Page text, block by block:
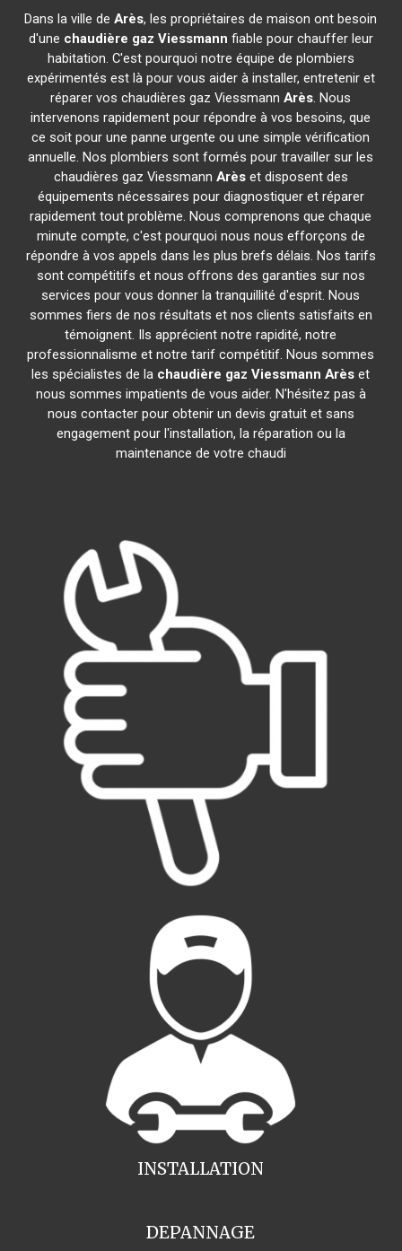
Dans la ville deArès, les propriétaires de maison ont besoin
d'une chaudière gaz Viessmann fiable pour chauffer leur
habitation. C'est pourquoi notre équipe de plombiers
expérimentés est là pour vous aider à installer, entretenir et
réparer vos chaudières gaz ViessmannArès. Nous
intervenons rapidement pour répondre à vos besoins, que
ce soit pour une panne urgente ou une simple vérification
annuelle. Nos plombiers sont formés pour travailler sur les
chaudières gaz Viessmann Arèset disposent des
équipements nécessaires pour diagnostiquer et réparer
rapidement tout problème. Nous comprenons que chaque
minute compte, c'est pourquoi nous nous efforçons de
répondre à vos appels dans les plus brefs délais. Nos tarifs
sont compétitifs et nous offrons des garanties sur nos
services pour vous donner la tranquillité d'esprit. Nous
sommes fiers de nos résultats et nos clients satisfaits en
témoignent. Ils apprécient notre rapidité, notre
professionnalisme et notre tarif compétitif. Nous sommes
les spécialistes de la chaudière gaz Viessmann Arès et
nous sommes impatients de vous aider. N'hésitez pas à
nous contacter pour obtenir un devis gratuit et sans
engagement pour l'installation, la réparation ou la
maintenance de votre chaudi
INSTALLATION
DEPANNAGE